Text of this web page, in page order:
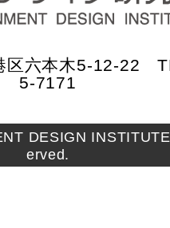
六本木5-12-22
5-7171
DESIGN
erved.